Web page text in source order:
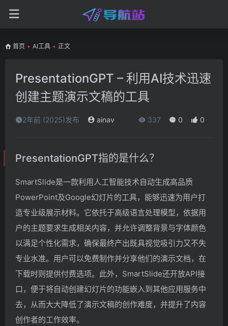
首页 • AI工具 • 正文
PresentationGPT – 利用AI技术迅速
创建主题演示文稿的工具
2年前 (2025)发布 ainav 337 0 0
PresentationGPT指的是什么？
SmartSlide是一款利用人工智能技术自动生成高品质
PowerPoint及Google幻灯片的工具，能够迅速为用户打
造专业级展示材料。它依托于高级语言处理模型，依据用
户的主题要求生成相关内容，并允许调整背景与字体颜色
以满足个性化需求，确保最终产出既具视觉吸引力又不失
专业水准。用户可以免费制作并分享他们的演示文档，在
下载时则提供付费选项。此外，SmartSlide还开放API接
口，便于将自动创建幻灯片的功能嵌入到其他应用服务中
去，从而大大降低了演示文稿的创作难度，并提升了内容
创作者的工作效率。